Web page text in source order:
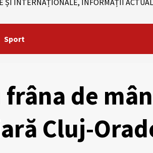
ȘI INTERNAȚIONALE, INFORMAȚII
Sport
de
Cluj-